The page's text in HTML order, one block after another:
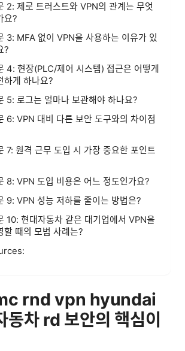
2: 제로 트러스트와 VPN의 관계는 무엇
요?
3: MFA 없이 VPN을 사용하는 이유가 있
?
4: 현장(PLC/제어 시스템) 접근은 어떻게
하게 하나요?
5: 로그는 얼마나 보관해야 하나요?
6: VPN 대비 다른 보안 도구와의 차이점
7: 원격 근무 도입 시 가장 중요한 포인트
8: VPN 도입 비용은 어느 정도인가요?
9: VPN 성능 저하를 줄이는 방법은?
10: 현대자동차 같은 대기업에서 VPN을
할 때의 모범 사례는?
rnd vpn hyundai
차 rd 보안의 핵심이